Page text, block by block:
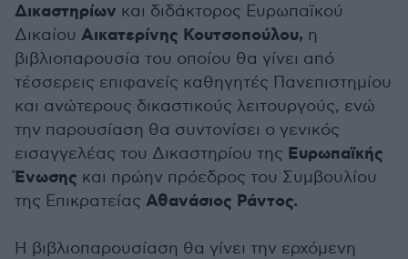
Δικαστηρίων και διδάκτορος Ευρωπαϊκού
∆ικαίου Αικατερίνης Κουτσοπούλου, η
βιβλιοπαρουσία του οποίου θα γίνει από
τέσσερεις επιφανείς καθηγητές Πανεπιστημίου
και ανώτερους δικαστικούς λειτουργούς, ενώ
την παρουσίαση θα συντονίσει ο γενικός
εισαγγελέας του ∆ικαστηρίου της Ευρωπαϊκής
Ένωσης και πρώην πρόεδρος του Συµβουλίου
της Επικρατείας Αθανάσιος Ράντος.
Η βιβλιοπαρουσίαση θα γίνει την ερχόμενη